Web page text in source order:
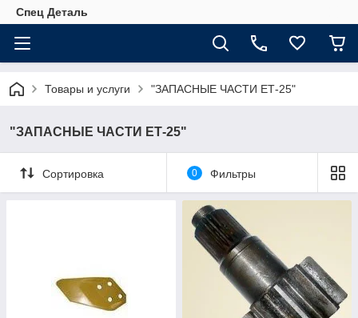
Спец Деталь
Товары и услуги "ЗАПАСНЫЕ ЧАСТИ ЕТ-25"
"ЗАПАСНЫЕ ЧАСТИ ЕТ-25"
Сортировка 0 Фильтры